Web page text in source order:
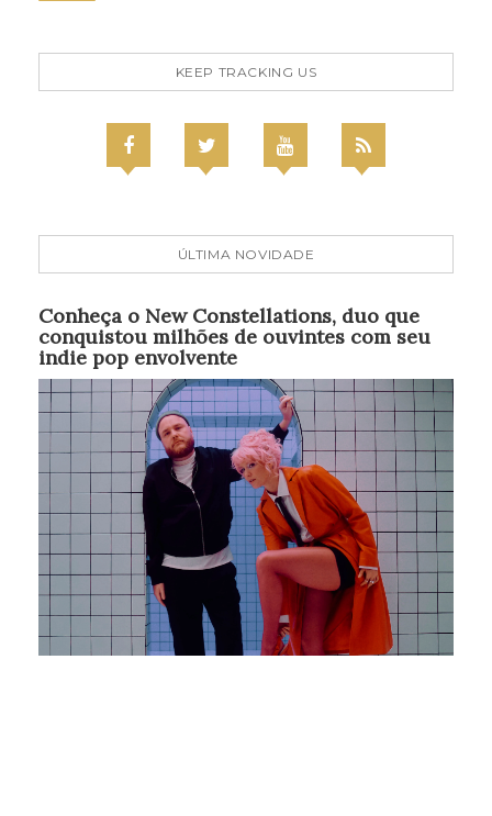
KEEP TRACKING US
ÚLTIMA NOVIDADE
Conheça o New Constellations, duo que
conquistou milhões de ouvintes com seu
indie pop envolvente